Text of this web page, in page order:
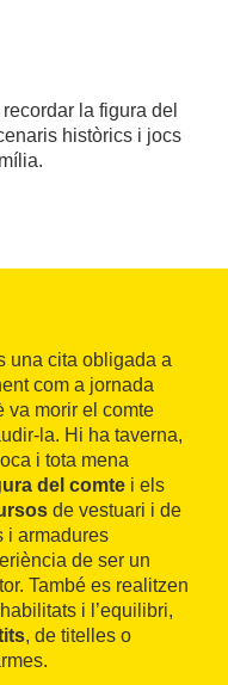
la figura del
històrics i jocs
una cita obligada a
com a jornada
va morir el comte
la. Hi ha taverna,
i tota mena
del comte i els
de vestuari i de
i armadures
de ser un
També es realitzen
i l’equilibri,
, de titelles o